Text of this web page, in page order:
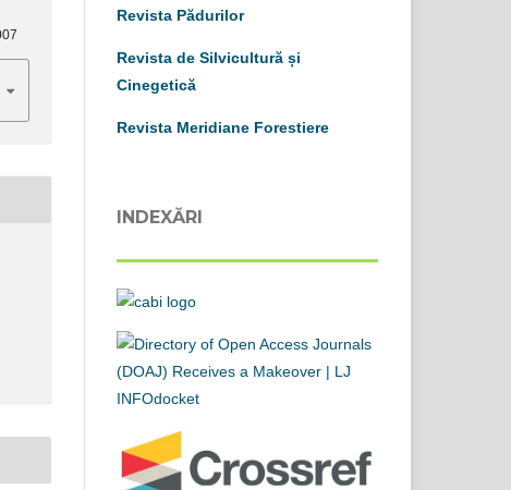
Revista Pădurilor
Revista de Silvicultură și
Cinegetică
Revista Meridiane Forestiere
INDEXĂRI